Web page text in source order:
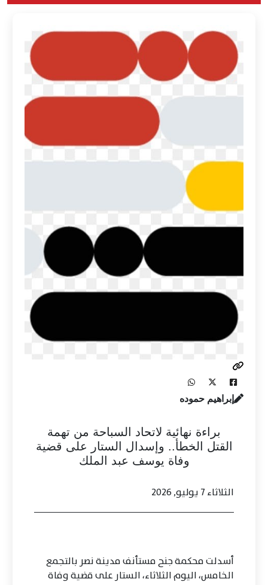
إبراهيم حموده
براءة نهائية لاتحاد السباحة من تهمة
القتل الخطأ.. وإسدال الستار على قضية
وفاة يوسف عبد الملك
الثلاثاء 7 يوليو, 2026
أسدلت محكمة جنح مستأنف مدينة نصر بالتجمع
الخامس، اليوم الثلاثاء، الستار على قضية وفاة